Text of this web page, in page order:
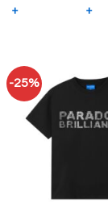
+
+
-25%